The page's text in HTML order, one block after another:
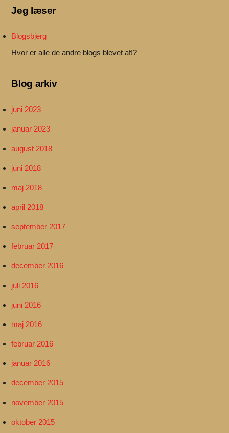
Jeg læser
Blogsbjerg
Hvor er alle de andre blogs blevet af!?
Blog arkiv
juni 2023
januar 2023
august 2018
juni 2018
maj 2018
april 2018
september 2017
februar 2017
december 2016
juli 2016
juni 2016
maj 2016
februar 2016
januar 2016
december 2015
november 2015
oktober 2015